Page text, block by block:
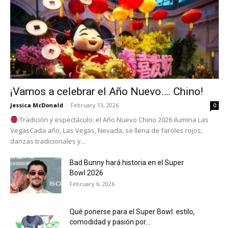
¡Vamos a celebrar el Año Nuevo…. Chino!
Jessica McDonald - February 13, 2026 0
Tradición y espectáculo: el Año Nuevo Chino 2026 ilumina Las
VegasCada año, Las Vegas, Nevada, se llena de faroles rojos,
danzas tradicionales y...
Bad Bunny hará historia en el Super
Bowl 2026
February 6, 2026
Qué ponerse para el Super Bowl: estilo,
comodidad y pasión por...